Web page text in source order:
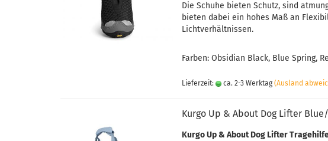
Die Schuhe bieten Schutz, sind
bieten dabei ein hohes Maß an
Lichtverhältnissen.
Farben: Obsidian Black, Blue Spring,
Lieferzeit: ca. 2-3 Werktag (Ausland
Kurgo Up & About Dog Lifter
Kurgo Up & About Dog Lifter